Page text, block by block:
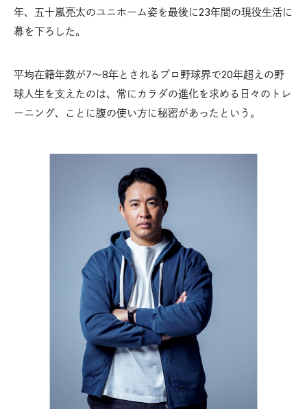
年、五十嵐亮太のユニホーム姿を最後に23年間の現役生活に
幕を下ろした。
平均在籍年数が7〜8年とされるプロ野球界で20年超えの野
球人生を支えたのは、常にカラダの進化を求める日々のトレ
ーニング、ことに腹の使い方に秘密があったという。